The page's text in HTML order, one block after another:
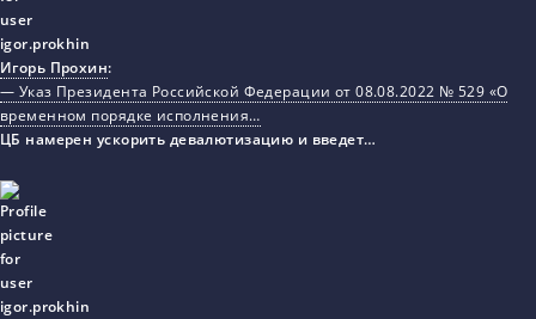
Игорь Прохин:
— Указ Президента Российской Федерации от 08.08.2022 № 529 «О
временном порядке исполнения…
ЦБ намерен ускорить девалютизацию и введет…